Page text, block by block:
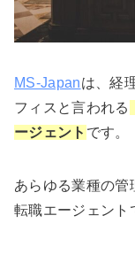
MS-Japanは、経
フィスと言われる
ージェント です。
あらゆる業種の管
転職エージェント